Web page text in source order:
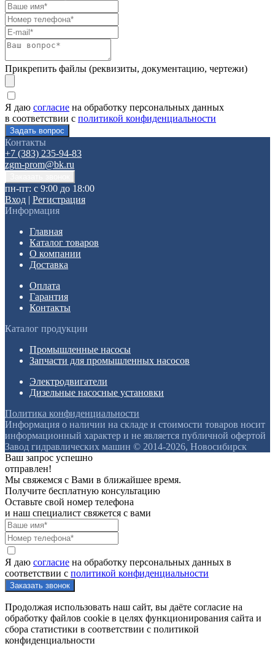
Прикрепить файлы (реквизиты, документацию, чертежи)
Я даю согласие на обработку персональных данных
в соответствии с политикой конфиденциальности
Контакты
+7 (383) 235-94-83
zgm-prom@bk.ru
пн-пт: с 9:00 до 18:00
Вход | Регистрация
Информация
Главная
Каталог товаров
О компании
Доставка
Оплата
Гарантия
Контакты
Каталог продукции
Промышленные насосы
Запчасти для промышленных насосов
Электродвигатели
Дизельные насосные установки
Политика конфиденциальности
Информация о наличии на складе и стоимости товаров носит
информационный характер и не является публичной офертой
Завод гидравлических машин © 2014-2026, Новосибирск
Ваш запрос успешно
отправлен!
Мы свяжемся с Вами в ближайшее время.
Получите бесплатную консультацию
Оставьте свой номер телефона
и наш специалист свяжется с вами
Я даю согласие на обработку персональных данных в
соответствии с политикой конфиденциальности
Продолжая использовать наш сайт, вы даёте согласие на
обработку файлов cookie в целях функционирования сайта и
сбора статистики в соответствии с политикой
конфиденциальности